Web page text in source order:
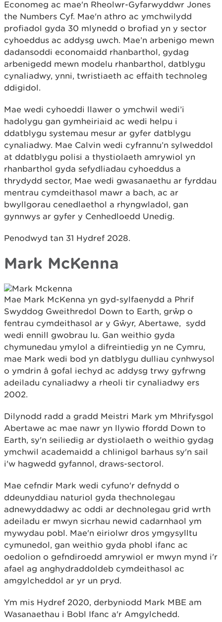
Economeg ac mae'n Rheolwr-Gyfarwyddwr Jones
the Numbers Cyf. Mae'n athro ac ymchwilydd
profiadol gyda 30 mlynedd o brofiad yn y sector
cyhoeddus ac addysg uwch. Mae’n arbenigo mewn
dadansoddi economaidd rhanbarthol, gydag
arbenigedd mewn modelu rhanbarthol, datblygu
cynaliadwy, ynni, twristiaeth ac effaith technoleg
ddigidol.
Mae wedi cyhoeddi llawer o ymchwil wedi’i
hadolygu gan gymheiriaid ac wedi helpu i
ddatblygu systemau mesur ar gyfer datblygu
cynaliadwy. Mae Calvin wedi cyfrannu’n sylweddol
at ddatblygu polisi a thystiolaeth amrywiol yn
rhanbarthol gyda sefydliadau cyhoeddus a
thrydydd sector, Mae wedi gwasanaethu ar fyrddau
mentrau cymdeithasol mawr a bach, ac ar
bwyllgorau cenedlaethol a rhyngwladol, gan
gynnwys ar gyfer y Cenhedloedd Unedig.
Penodwyd tan 31 Hydref 2028.
Mark McKenna
Mae Mark McKenna yn gyd-sylfaenydd a Phrif
Swyddog Gweithredol Down to Earth, grŵp o
fentrau cymdeithasol ar y Gŵyr, Abertawe, sydd
wedi ennill gwobrau lu. Gan weithio gyda
chymunedau ymylol a difreintiedig yn ne Cymru,
mae Mark wedi bod yn datblygu dulliau cynhwysol
o ymdrin â gofal iechyd ac addysg trwy gyfrwng
adeiladu cynaliadwy a rheoli tir cynaliadwy ers
2002.
Dilynodd radd a gradd Meistri Mark ym Mhrifysgol
Abertawe ac mae nawr yn llywio ffordd Down to
Earth, sy'n seiliedig ar dystiolaeth o weithio gydag
ymchwil academaidd a chlinigol barhaus sy'n sail
i'w hagwedd gyfannol, draws-sectorol.
Mae cefndir Mark wedi cyfuno'r defnydd o
ddeunyddiau naturiol gyda thechnolegau
adnewyddadwy ac oddi ar dechnolegau grid wrth
adeiladu er mwyn sicrhau newid cadarnhaol ym
mywydau pobl. Mae'n eiriolwr dros ymgysylltu
cymunedol, gan weithio gyda phobl ifanc ac
oedolion o gefndiroedd amrywiol er mwyn mynd i'r
afael ag anghydraddoldeb cymdeithasol ac
amgylcheddol ar yr un pryd.
Ym mis Hydref 2020, derbyniodd Mark MBE am
Wasanaethau i Bobl Ifanc a'r Amgylchedd.